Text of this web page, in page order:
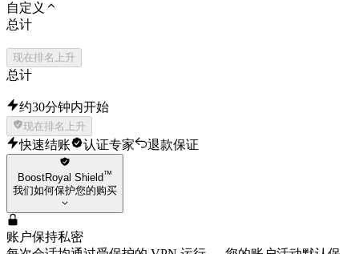
自定义
总计
现在排名上升
总计
约30分钟内开始
现在排名上升
快速结账 认证专家 退款保证
BoostRoyal Shield™
我们如何保护您的购买
账户保持私密